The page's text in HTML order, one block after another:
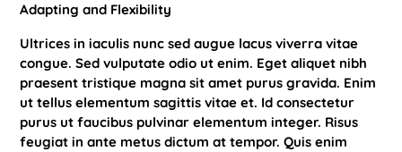
Adapting and Flexibility
Ultrices in iaculis nunc sed augue lacus viverra vitae
congue. Sed vulputate odio ut enim. Eget aliquet nibh
praesent tristique magna sit amet purus gravida. Enim
ut tellus elementum sagittis vitae et. Id consectetur
purus ut faucibus pulvinar elementum integer. Risus
feugiat in ante metus dictum at tempor. Quis enim